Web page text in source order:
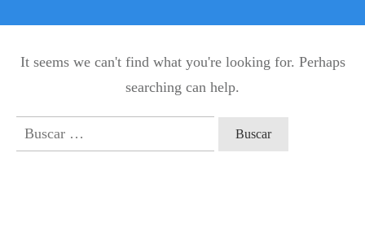
It seems we can't find what you're looking for. Perhaps
searching can help.
Buscar: